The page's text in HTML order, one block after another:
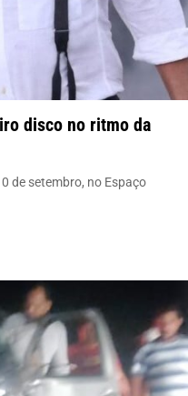
disco no ritmo da
de setembro, no Espaço